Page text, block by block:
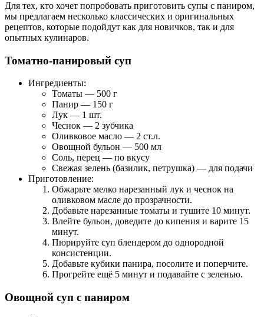
Для тех, кто хочет попробовать приготовить супы с паниром,
мы предлагаем несколько классических и оригинальных
рецептов, которые подойдут как для новичков, так и для
опытных кулинаров.
Томатно-панировый суп
Ингредиенты:
Томаты — 500 г
Панир — 150 г
Лук — 1 шт.
Чеснок — 2 зубчика
Оливковое масло — 2 ст.л.
Овощной бульон — 500 мл
Соль, перец — по вкусу
Свежая зелень (базилик, петрушка) — для подачи
Приготовление:
Обжарьте мелко нарезанный лук и чеснок на
оливковом масле до прозрачности.
Добавьте нарезанные томаты и тушите 10 минут.
Влейте бульон, доведите до кипения и варите 15
минут.
Пюрируйте суп блендером до однородной
консистенции.
Добавьте кубики панира, посолите и поперчите.
Прогрейте ещё 5 минут и подавайте с зеленью.
Овощной суп с паниром